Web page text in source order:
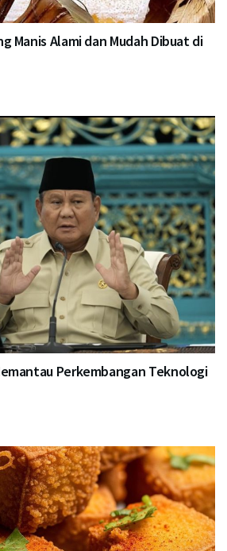
Manis Alami dan Mudah Dibuat di
Perkembangan Teknologi